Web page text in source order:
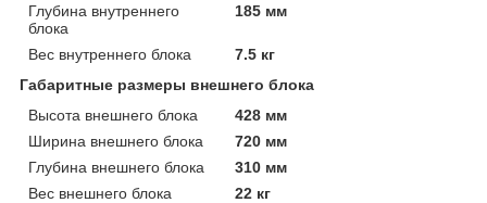
Глубина внутреннего
блока
185 мм
Вес внутреннего блока
7.5 кг
Габаритные размеры внешнего блока
Высота внешнего блока
428 мм
Ширина внешнего блока
720 мм
Глубина внешнего блока
310 мм
Вес внешнего блока
22 кг